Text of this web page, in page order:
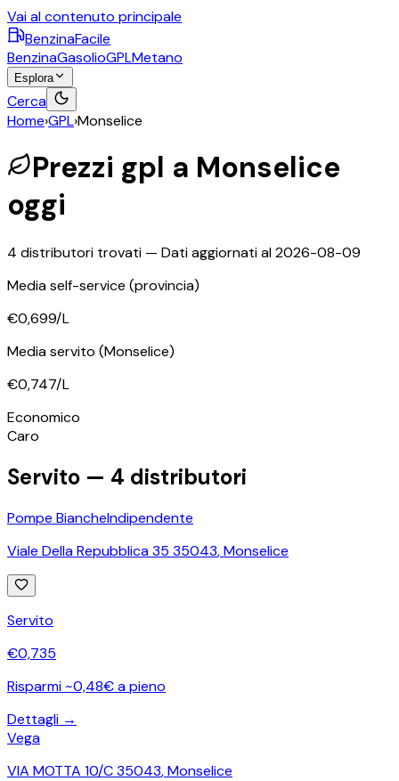
Vai al contenuto principale
BenzinaFacile
BenzinaGasolioGPLMetano
Esplora
Cerca
Home›GPL›Monselice
Prezzi gpl a Monselice
oggi
4 distributori trovati — Dati aggiornati al2026-08-09
Media self-service (provincia)
€0,699/L
Media servito (Monselice)
€0,747/L
Economico
Caro
Servito — 4 distributori
Pompe BiancheIndipendente
Viale Della Repubblica 35 35043,Monselice
Servito
€0,735
Risparmi ~0,48€ a pieno
Dettagli →
Vega
VIA MOTTA 10/C 35043,Monselice